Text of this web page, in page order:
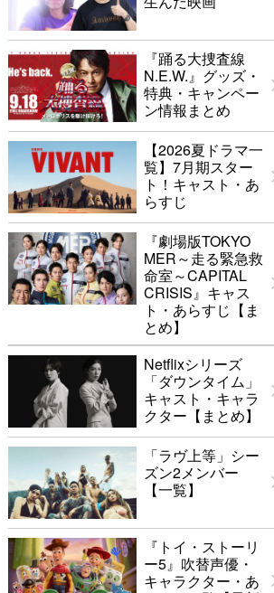
『踊る大捜査線
N.E.W.』グッズ・
特典・キャンペー
ン情報まとめ
【2026夏ドラマ一
覧】7月期スター
ト！キャスト・あ
らすじ
『劇場版TOKYO
MER～走る緊急救
命室～CAPITAL
CRISIS』キャス
ト・あらすじ【ま
とめ】
Netflixシリーズ
「ダウンタイム」
キャスト・キャラ
クター【まとめ】
「ラヴ上等」シー
ズン2メンバー
【一覧】
『トイ・ストーリ
ー5』吹替声優・
キャラクター・あ